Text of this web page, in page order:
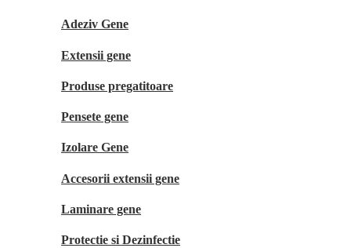
Adeziv Gene
Extensii gene
Produse pregatitoare
Pensete gene
Izolare Gene
Accesorii extensii gene
Laminare gene
Protectie si Dezinfectie